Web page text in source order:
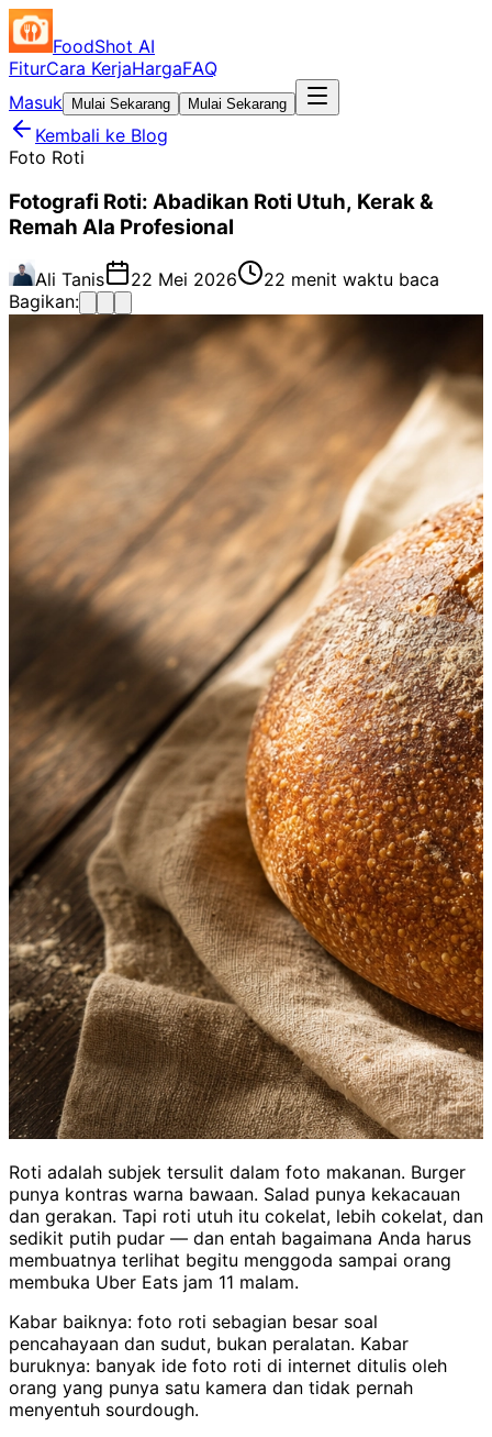
FoodShot AI
FiturCara KerjaHargaFAQ
Masuk
Mulai Sekarang Mulai Sekarang
Kembali ke Blog
Foto Roti
Fotografi Roti: Abadikan Roti Utuh, Kerak &
Remah Ala Profesional
Ali Tanis 22 Mei 2026
22 menit waktu baca
Bagikan:
Roti adalah subjek tersulit dalam foto makanan. Burger
punya kontras warna bawaan. Salad punya kekacauan
dan gerakan. Tapi roti utuh itu cokelat, lebih cokelat, dan
sedikit putih pudar — dan entah bagaimana Anda harus
membuatnya terlihat begitu menggoda sampai orang
membuka Uber Eats jam 11 malam.
Kabar baiknya: foto roti sebagian besar soal
pencahayaan dan sudut, bukan peralatan. Kabar
buruknya: banyak ide foto roti di internet ditulis oleh
orang yang punya satu kamera dan tidak pernah
menyentuh sourdough.